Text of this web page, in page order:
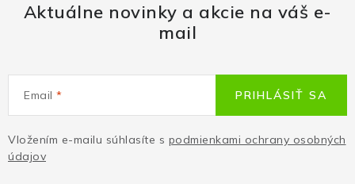
Aktuálne novinky a akcie na váš e-
mail
Email
Vložením e-mailu súhlasíte s podmienkami ochrany osobných
údajov
PRIHLÁSIŤ SA